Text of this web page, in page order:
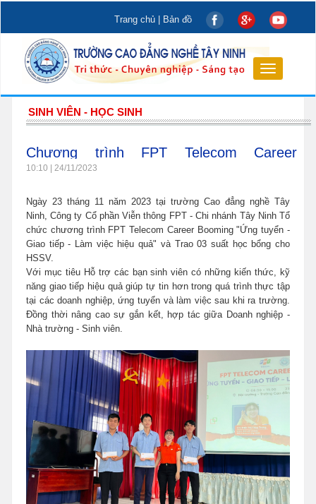
Trang chủ Bản đồ
Toggle
navigation
SINH VIÊN - HỌC SINH
Chương trình FPT Telecom Career
Booming "Ứng tuyển - Giao tiếp - Làm việc
10:10 | 24/11/2023
Ngày 23 tháng 11 năm 2023 tại trường Cao đẳng nghề Tây
Ninh, Công ty Cổ phần Viễn thông FPT - Chi nhánh Tây Ninh Tổ
chức chương trình FPT Telecom Career Booming "Ứng tuyển -
Giao tiếp - Làm việc hiệu quả" và Trao 03 suất học bổng cho
HSSV.
Với mục tiêu Hỗ trợ các bạn sinh viên có những kiến thức, kỹ
năng giao tiếp hiệu quả giúp tự tin hơn trong quá trình thực tập
tại các doanh nghiệp, ứng tuyển và làm việc sau khi ra trường.
Đồng thời nâng cao sự gắn kết, hợp tác giữa Doanh nghiệp -
Nhà trường - Sinh viên.